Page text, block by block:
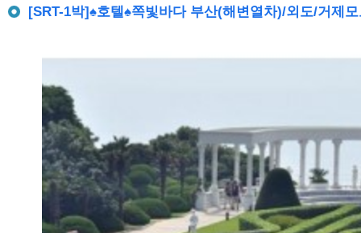
[SRT-1박]♠호텔♠쪽빛바다 부산(해변열차)/외도/거제